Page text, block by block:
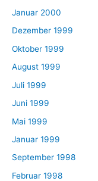
Januar 2000
Dezember 1999
Oktober 1999
August 1999
Juli 1999
Juni 1999
Mai 1999
Januar 1999
September 1998
Februar 1998